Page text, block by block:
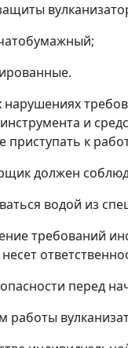
и
приступать к
должен
водой из
требований
перед
работы